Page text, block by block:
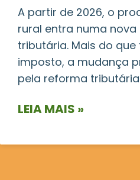
A partir de 2026, o
rural entra numa nova
tributária. Mais do
imposto, a mudança
pela reforma
LEIA MAIS »